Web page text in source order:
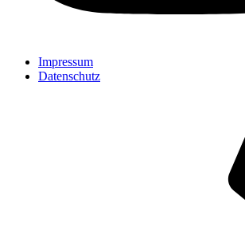
Impressum
Datenschutz